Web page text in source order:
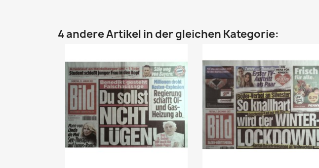
4 andere Artikel in der gleichen Kategorie: